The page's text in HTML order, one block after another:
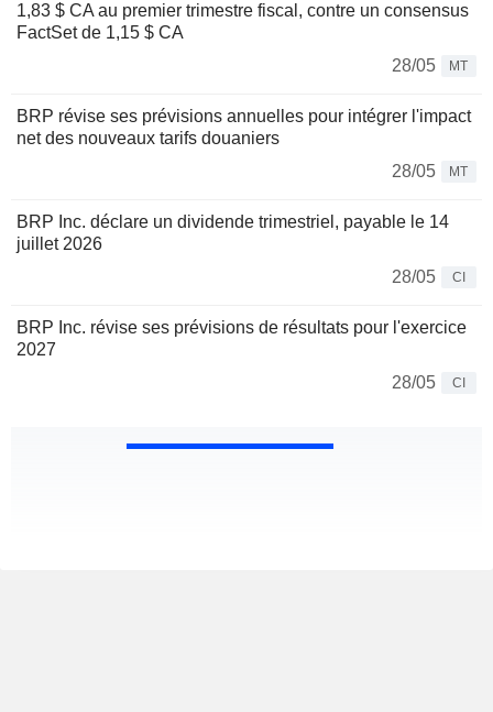
1,83 $ CA au premier trimestre fiscal, contre un consensus
FactSet de 1,15 $ CA
28/05
MT
BRP révise ses prévisions annuelles pour intégrer l'impact
net des nouveaux tarifs douaniers
28/05
MT
BRP Inc. déclare un dividende trimestriel, payable le 14
juillet 2026
28/05
CI
BRP Inc. révise ses prévisions de résultats pour l'exercice
2027
28/05
CI